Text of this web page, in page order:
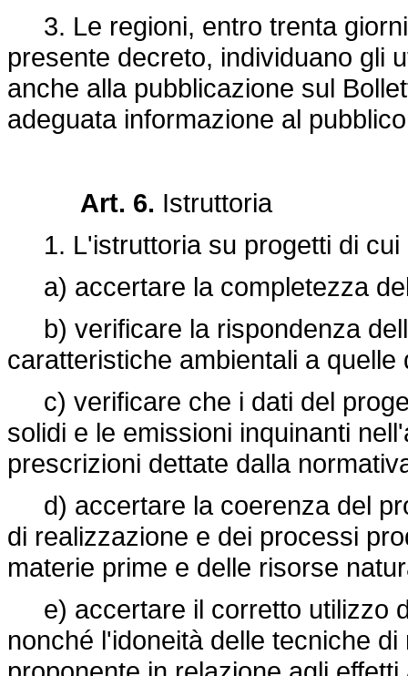
3. Le regioni, entro trenta
presente decreto, individuano gli
anche alla pubblicazione sul
adeguata informazione al
Art. 6. Istruttoria
1. L'istruttoria su progetti di cui
a) accertare la completezza
b) verificare la rispondenza
caratteristiche ambientali a
c) verificare che i dati del
solidi e le emissioni inquinanti
prescrizioni dettate dalla
d) accertare la coerenza del
di realizzazione e dei processi
materie prime e delle risorse
e) accertare il corretto utilizzo
nonché l'idoneità delle tecniche